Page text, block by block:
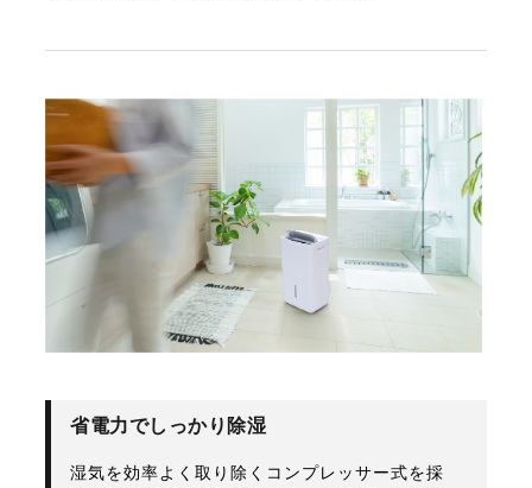
省電力でしっかり除湿
湿気を効率よく取り除くコンプレッサー式を採